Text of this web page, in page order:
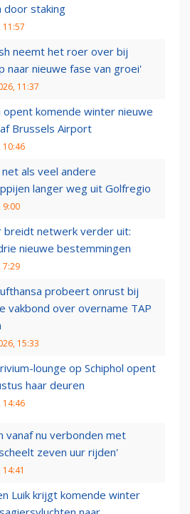
door staking
11:57
neemt het roer over bij
naar nieuwe fase van groei'
11:37
opent komende winter nieuwe
Brussels Airport
10:46
als veel andere
langer weg uit Golfregio
9:00
breidt netwerk verder uit:
nieuwe bestemmingen
7:29
probeert onrust bij
vakbond over overname TAP
15:33
lounge op Schiphol opent
haar deuren
14:46
vanaf nu verbonden met
zeven uur rijden'
Luik krijgt komende winter